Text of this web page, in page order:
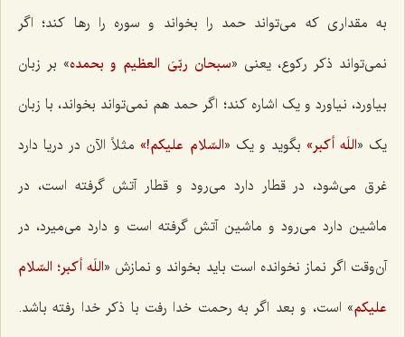
به مقداری که می‌تواند حمد را بخواند و سوره را رها کند؛ اگر
نمی‌تواند ذکر رکوع، یعنی «سبحان ربّیَ العظیم و بحمده» بر زبان
بیاورد، نیاورد و یک اشاره کند؛ اگر حمد هم نمی‌تواند بخواند، با زبان
یک «اللَه أکبر» بگوید و یک «السّلام علیکم!» مثلاً الآن در دریا دارد
غرق می‌شود، در قطار دارد می‌رود و قطار آتش گرفته است، در
ماشین دارد می‌رود و ماشین آتش گرفته است و دارد می‌میرد، در
آن‌وقت اگر نماز نخوانده است باید بخواند و نمازش «اللَه أکبر؛ السّلام
علیکم» است، و بعد اگر به رحمت خدا رفت با ذکر خدا رفته باشد.